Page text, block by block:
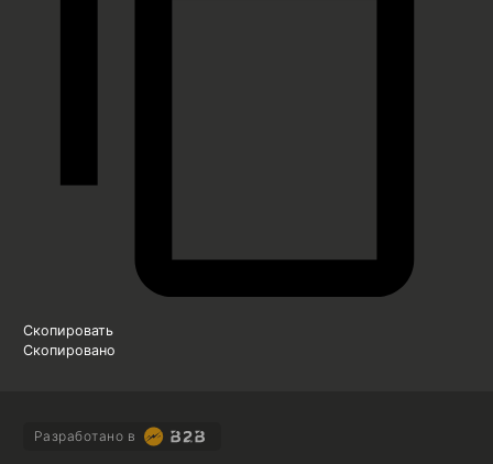
Скопировать
Скопировано
Разработано в